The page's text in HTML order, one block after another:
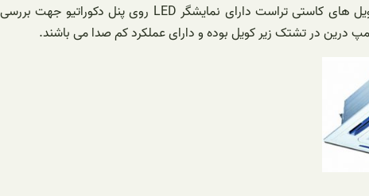
فن کویل های کاستی تراست در ظرفیت های 300 تا 1500 و در مدل های یک طرفه و چهار طرفه کامپکت و معمولی موجود می باشند. فن کویل های کاستی تراست دارای نمایشگر LED روی پنل دکوراتیو جهت بررسی
در تشتک زیر کویل بوده و دارای عملکرد کم صدا می باشند.